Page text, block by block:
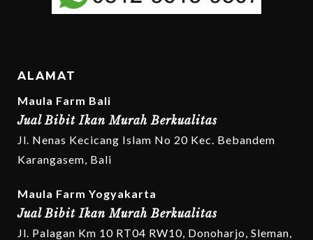
ALAMAT
Maula Farm Bali
Jual Bibit Ikan Murah Berkualitas
Jl. Nenas Kecicang Islam No 20 Kec. Bebandem
Karangasem, Bali
Maula Farm Yogyakarta
Jual Bibit Ikan Murah Berkualitas
Jl. Palagan Km 10 RT04 RW10, Donoharjo, Sleman,